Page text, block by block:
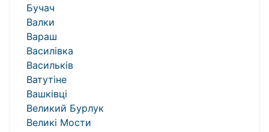
Бучач
Валки
Вараш
Василівка
Васильків
Ватутіне
Вашківці
Великий Бурлук
Великі Мости